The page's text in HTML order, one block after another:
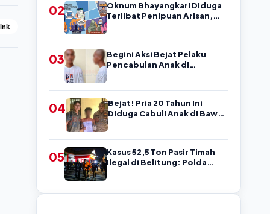
02
Oknum Bhayangkari Diduga
Terlibat Penipuan Arisan,
Korban?
03
Begini Aksi Bejat Pelaku
Pencabulan Anak di
04
Bejat! Pria 20 Tahun Ini
Diduga Cabuli Anak di Bawah
05
Kasus 52,5 Ton Pasir Timah
Ilegal di Belitung: Polda